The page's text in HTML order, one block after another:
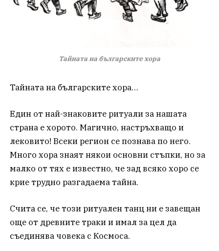
Тайната на българските хoра
Тайната на българските хoра…
Един от най-знаковите ритуали за нашата
страна е хорото. Магично, настръхващо и
лековито! Всеки регион се познава по него.
Много хора знаят някои основни стъпки, но за
малко от тях е известно, че зад всяко хоро се
крие трудно разгадаема тайна.
Счита се, че този ритуален танц ни е завещан
още от древните траки и имал за цел да
съединява човека с Космоса.